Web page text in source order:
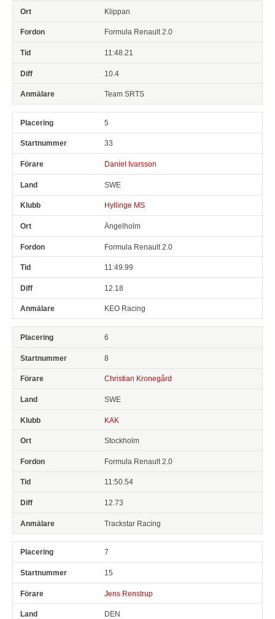
Klippan
Formula Renault 2.0
11:48.21
10.4
Team SRTS
5
33
Daniel Ivarsson
SWE
Hyllinge MS
Ängelholm
Formula Renault 2.0
11:49.99
12.18
KEO Racing
6
8
Christian Kronegård
SWE
KAK
Stockholm
Formula Renault 2.0
11:50.54
12.73
Trackstar Racing
7
15
Jens Renstrup
DEN